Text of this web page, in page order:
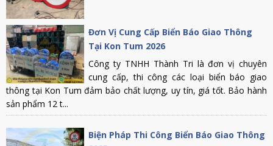
Đơn Vị Cung Cấp Biển Báo Giao Thông
Tại Kon Tum 2026
Công ty TNHH Thành Tri là đơn vị chuyên
cung cấp, thi công các loại biển báo giao
thông tại Kon Tum đảm bảo chất lượng, uy tín, giá tốt. Bảo hành
sản phẩm 12 t...
Biện Pháp Thi Công Biển Báo Giao Thông